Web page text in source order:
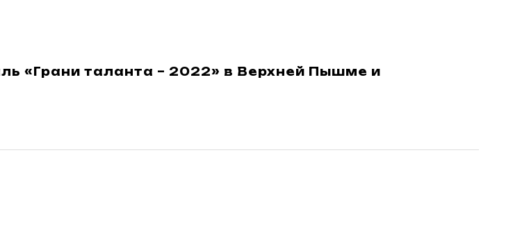
«Грани таланта – 2022» в Верхней Пышме и